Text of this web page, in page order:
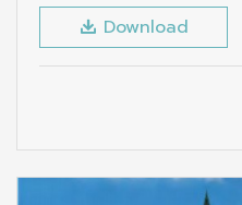
Download